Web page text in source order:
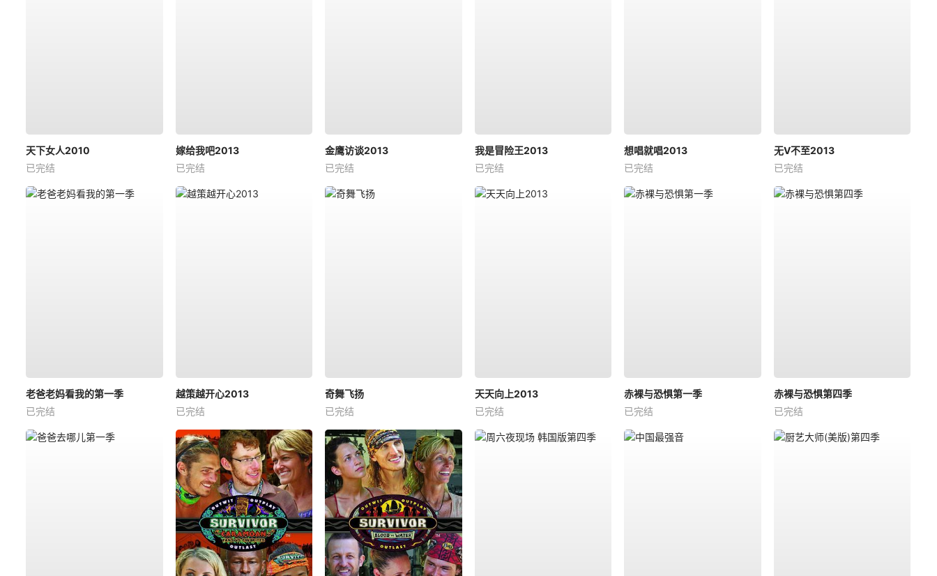
天下女人2010
已完结
嫁给我吧2013
已完结
金鹰访谈2013
已完结
我是冒险王2013
已完结
想唱就唱2013
已完结
无V不至2013
已完结
老爸老妈看我的第一季
已完结
越策越开心2013
已完结
奇舞飞扬
已完结
天天向上2013
已完结
赤裸与恐惧第一季
已完结
赤裸与恐惧第四季
已完结